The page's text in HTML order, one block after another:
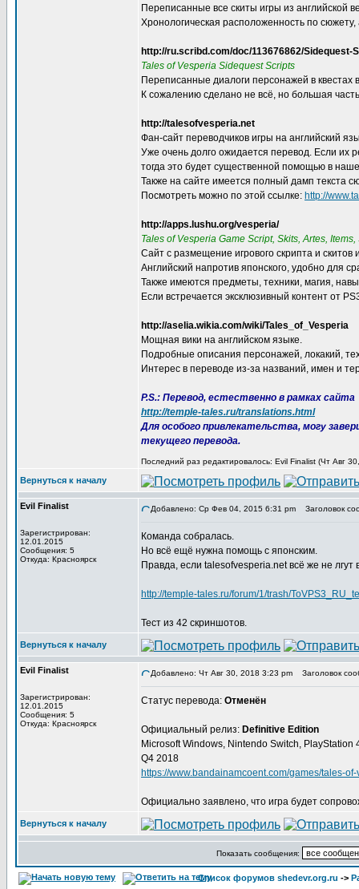
Переписанные все скиты игры из английской
Хронологическая расположенность по
http://ru.scribd.com/doc/113676862/Sidequest-
Tales of Vesperia Sidequest Scripts
Переписанные диалоги персонажей в квестах
К сожалению сделано не всё, но большая
http://talesofvesperia.net
Фан-сайт переводчиков игры на английский
Уже очень долго ожидается перевод. Если их
тогда это будет существенной помощью в
Также на сайте имеется полный дамп текста
Посмотреть можно по этой ссылке: http://
http://apps.lushu.org/vesperia/
Tales of Vesperia Game Script, Skits, Artes,
Сайт с размещение игрового скрипта и скитов
Английский напротив японского, удобно для
Также имеются предметы, техники, магия,
Если встречается эксклюзивный контент от
http://aselia.wikia.com/wiki/Tales_of_Vesperia
Мощная вики на английском языке.
Подробные описания персонажей, локакий,
Интерес в переводе из-за названий, имен и
P.S.: Перевод, естественно в рамках сайта
http://temple-tales.ru/translations.html
Для особого привлекательства, могу
текущего перевода.
Последний раз редактировалось: Evil Finalist (Чт Авг
Вернуться к началу
Evil Finalist
Зарегистрирован:
12.01.2015
Сообщения: 5
Откуда: Красноярск
Добавлено: Ср Фев 04, 2015 6:31 pm Заголовок
Команда собралась.
Но всё ещё нужна помощь с японским.
Правда, если talesofvesperia.net всё же не
http://temple-tales.ru/forum/1/trash/
Тест из 42 скриншотов.
Вернуться к началу
Evil Finalist
Зарегистрирован:
12.01.2015
Сообщения: 5
Откуда: Красноярск
Добавлено: Чт Авг 30, 2018 3:23 pm Заголовок
Статус перевода: Отменён
Официальный релиз: Definitive Edition
Microsoft Windows, Nintendo Switch, PlayStation
Q4 2018
https://www.bandainamcoent.com/games/tales-
Официально заявлено, что игра будет
Вернуться к началу
Показать сообщения:
Список форумов shedevr.org.ru ->